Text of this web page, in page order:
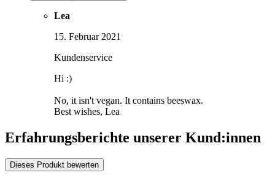
Lea
15. Februar 2021
Kundenservice
Hi :)
No, it isn't vegan. It contains beeswax.
Best wishes, Lea
Erfahrungsberichte unserer Kund:innen
Dieses Produkt bewerten